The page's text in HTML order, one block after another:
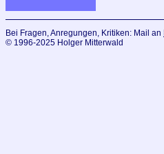
Bei Fragen, Anregungen, Kritiken: Mail an
© 1996-2025 Holger Mitterwald